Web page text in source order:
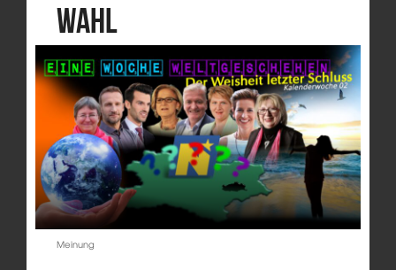
Wahl
Meinung